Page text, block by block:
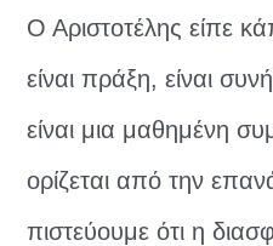
Ο Αριστοτέλης είπε
είναι πράξη, είναι
είναι μια μαθημένη
ορίζεται από την
πιστεύουμε ότι η